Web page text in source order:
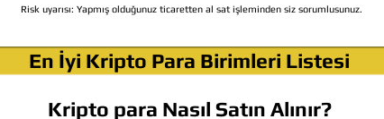
Risk uyarısı: Yapmış olduğunuz ticaretten al sat işleminden siz sorumlusunuz.
En İyi Kripto Para Birimleri Listesi
Kripto para Nasıl Satın Alınır?